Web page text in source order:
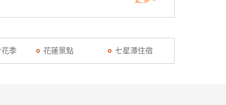
季 花蓮景點 七星潭住宿